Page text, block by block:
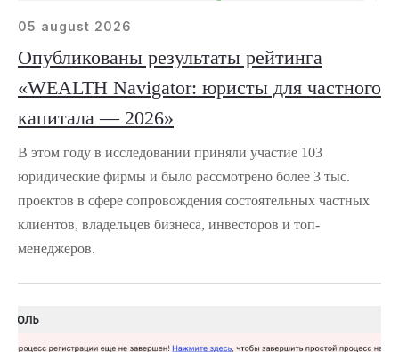
05 august 2026
Опубликованы результаты рейтинга
«WEALTH Navigator: юристы для частного
капитала — 2026»
В этом году в исследовании приняли участие 103
юридические фирмы и было рассмотрено более 3 тыс.
проектов в сфере сопровождения состоятельных частных
клиентов, владельцев бизнеса, инвесторов и топ-
менеджеров.